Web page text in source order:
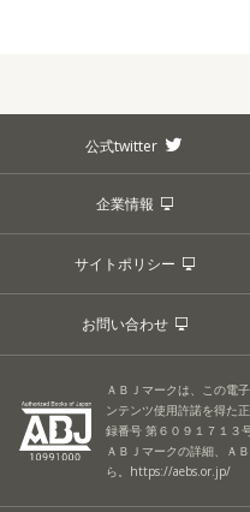
公式twitter
企業情報
サイトポリシー
お問い合わせ
ＡＢＪマークは、この電
ンテンツ使用許諾を得た
録番号 第６０９１７１３
ＡＢＪマークの詳細、Ａ
ら。 https://aebs.or.jp/